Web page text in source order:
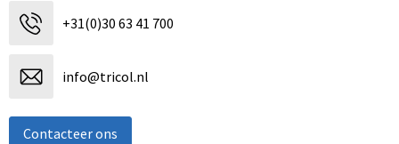
+31(0)30 63 41 700
info@tricol.nl
Contacteer ons